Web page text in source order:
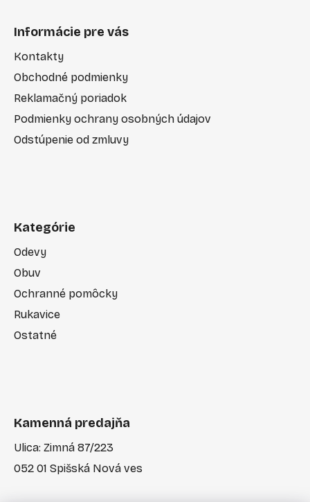
Informácie pre vás
Kontakty
Obchodné podmienky
Reklamačný poriadok
Podmienky ochrany osobných údajov
Odstúpenie od zmluvy
Kategórie
Odevy
Obuv
Ochranné pomôcky
Rukavice
Ostatné
Kamenná predajňa
Ulica: Zimná 87/223
052 01 Spišská Nová ves